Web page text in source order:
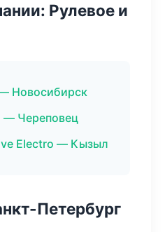
Рулевое и
Новосибирск
— Череповец
Electro — Кызыл
Петербург